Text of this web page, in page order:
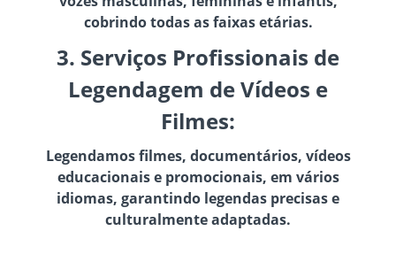
cobrindo todas as faixas etárias.
3. Serviços Profissionais de
Legendagem de Vídeos e
Filmes:
Legendamos filmes, documentários, vídeos
educacionais e promocionais, em vários
idiomas, garantindo legendas precisas e
culturalmente adaptadas.